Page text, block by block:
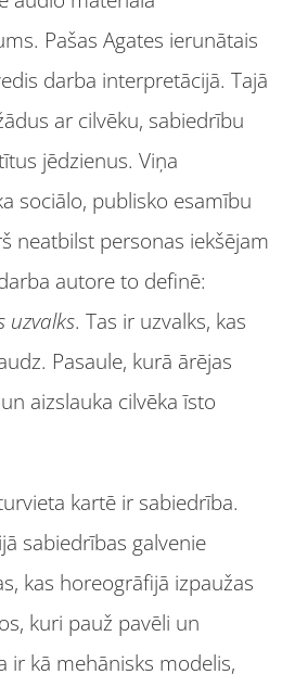
Pašas Agates ierunātais
darba interpretācijā. Tajā
ar cilvēku, sabiedrību
jēdzienus. Viņa
sociālo, publisko esamību
neatbilst personas iekšējam
autore to definē:
uzvalks. Tas ir uzvalks, kas
Pasaule, kurā ārējas
aizslauka cilvēka īsto
kartē ir sabiedrība.
sabiedrības galvenie
kas horeogrāfijā izpaužas
kuri pauž pavēli un
ir kā mehānisks modelis,